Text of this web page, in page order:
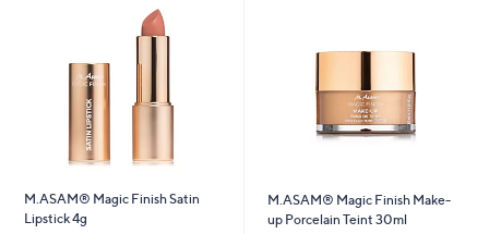
M.ASAM® Magic Finish Satin
Lipstick 4g
M.ASAM® Magic Finish Make-
up Porcelain Teint 30ml